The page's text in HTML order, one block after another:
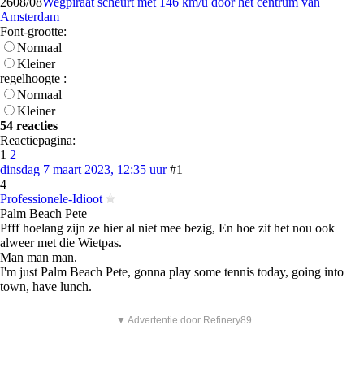
Amsterdam
Font-grootte:
Normaal
Kleiner
regelhoogte :
Normaal
Kleiner
54 reacties
Reactiepagina:
1 2
dinsdag 7 maart 2023, 12:35 uur #1
4
Professionele-Idioot
Palm Beach Pete
Pfff hoelang zijn ze hier al niet mee bezig, En hoe zit het nou ook
alweer met die Wietpas.
Man man man.
I'm just Palm Beach Pete, gonna play some tennis today, going into
town, have lunch.
▼ Advertentie door Refinery89